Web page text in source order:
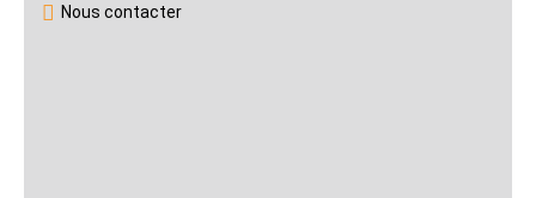
Nous contacter